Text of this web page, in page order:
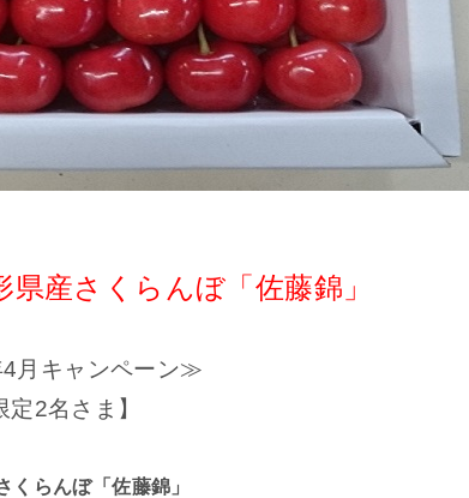
県産さくらんぼ「佐藤錦」
月キャンペーン≫
定2名さま】
くらんぼ「佐藤錦」